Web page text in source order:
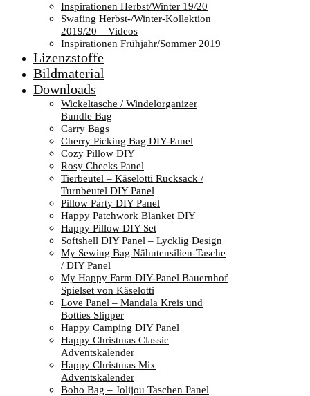
Inspirationen Herbst/Winter 19/20
Swafing Herbst-/Winter-Kollektion
2019/20 – Videos
Inspirationen Frühjahr/Sommer 2019
Lizenzstoffe
Bildmaterial
Downloads
Wickeltasche / Windelorganizer
Bundle Bag
Carry Bags
Cherry Picking Bag DIY-Panel
Cozy Pillow DIY
Rosy Cheeks Panel
Tierbeutel – Käselotti Rucksack /
Turnbeutel DIY Panel
Pillow Party DIY Panel
Happy Patchwork Blanket DIY
Happy Pillow DIY Set
Softshell DIY Panel – Lycklig Design
My Sewing Bag Nähutensilien-Tasche
/ DIY Panel
My Happy Farm DIY-Panel Bauernhof
Spielset von Käselotti
Love Panel – Mandala Kreis und
Botties Slipper
Happy Camping DIY Panel
Happy Christmas Classic
Adventskalender
Happy Christmas Mix
Adventskalender
Boho Bag – Jolijou Taschen Panel